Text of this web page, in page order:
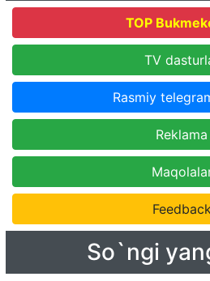
TOP
TV
Rasmiy
Reklama
Feedback
So`ngi